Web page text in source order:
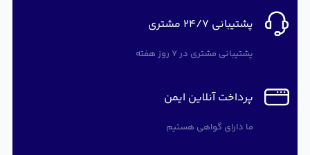
پشتیبانی 24/7 مشتری
پشتیبانی مشتری در 7 روز هفته
پرداخت آنلاین ایمن
ما دارای گواهی هستیم